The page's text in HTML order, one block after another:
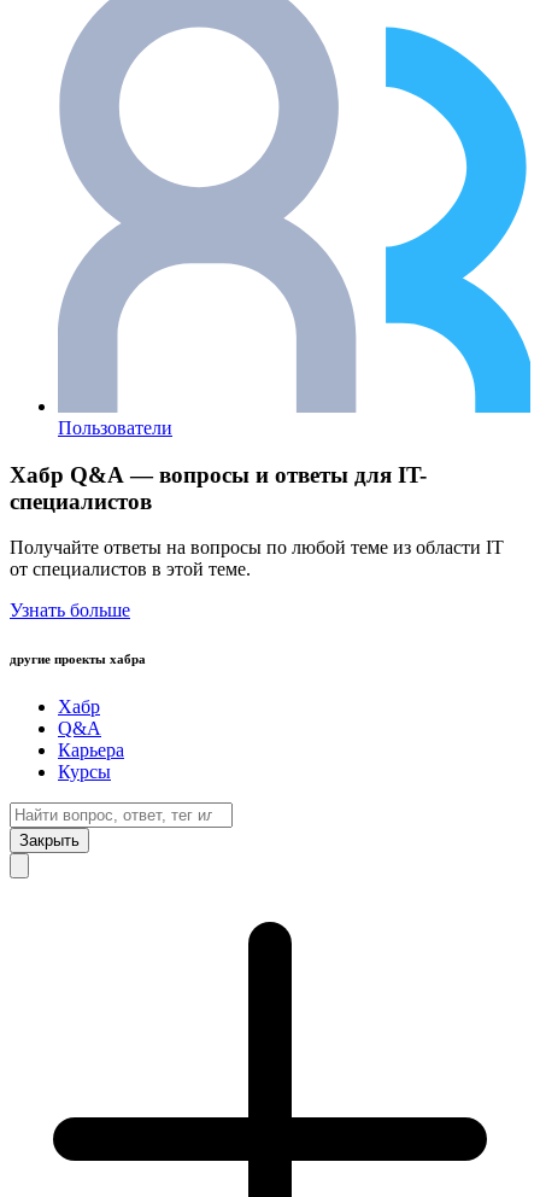
Пользователи
Хабр Q&A — вопросы и ответы для IT-
специалистов
Получайте ответы на вопросы по любой теме из области IT
от специалистов в этой теме.
Узнать больше
другие проекты хабра
Хабр
Q&A
Карьера
Курсы
Закрыть